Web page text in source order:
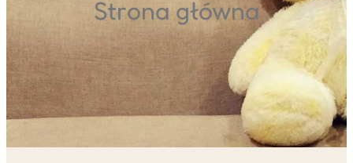
Strona główna